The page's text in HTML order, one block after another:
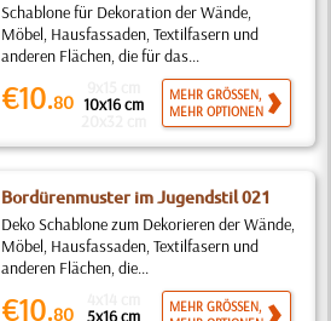
Schablone für Dekoration der Wände,
Möbel, Hausfassaden, Textilfasern und
anderen Flächen, die für das...
€10.80 10x16 cm
MEHR GRÖSSEN,
MEHR OPTIONEN
Bordürenmuster im Jugendstil 021
Deko Schablone zum Dekorieren der Wände,
Möbel, Hausfassaden, Textilfasern und
anderen Flächen, die...
€10.80 5x16 cm
MEHR GRÖSSEN,